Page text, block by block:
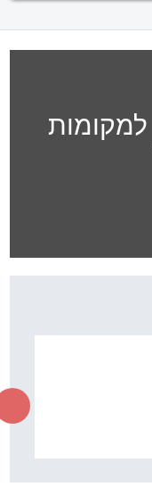
למקומות